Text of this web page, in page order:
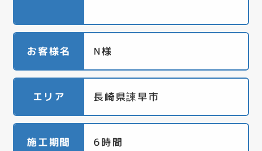
お客様名 N様
エリア 長崎県諫早市
施工期間 6時間